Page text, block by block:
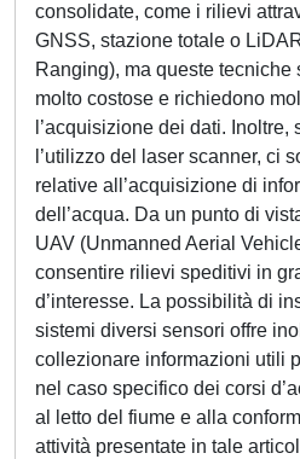
consolidate, come i rilievi
GNSS, stazione totale o
Ranging), ma queste tecniche
molto costose e richiedono
l’acquisizione dei dati. Inoltre,
l’utilizzo del laser scanner, ci
relative all’acquisizione di
dell’acqua. Da un punto di
UAV (Unmanned Aerial
consentire rilievi speditivi in
d’interesse. La possibilità di
sistemi diversi sensori offre
collezionare informazioni utili
nel caso specifico dei corsi
al letto del fiume e alla
attività presentate in tale